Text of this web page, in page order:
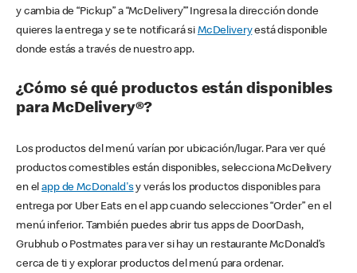
y cambia de “Pickup” a “McDelivery’” Ingresa la dirección donde
quieres la entrega y se te notificará si McDeliveryestá disponible
donde estás a través de nuestro app.
¿Cómo sé qué productos están disponibles
para McDelivery®?
Los productos del menú varían por ubicación/lugar. Para ver qué
productos comestibles están disponibles, selecciona McDelivery
en elapp de McDonald'sy verás los productos disponibles para
entrega por Uber Eats en el app cuando selecciones “Order” en el
menú inferior. También puedes abrir tus apps de DoorDash,
Grubhub o Postmates para ver si hay un restaurante McDonald’s
cerca de ti y explorar productos del menú para ordenar.